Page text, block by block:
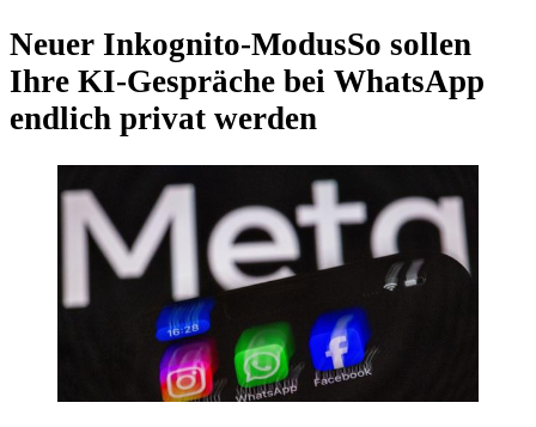
Neuer Inkognito-ModusSo sollen
Ihre KI-Gespräche bei WhatsApp
endlich privat werden